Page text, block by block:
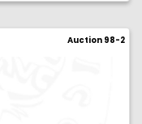
Auction 98-2